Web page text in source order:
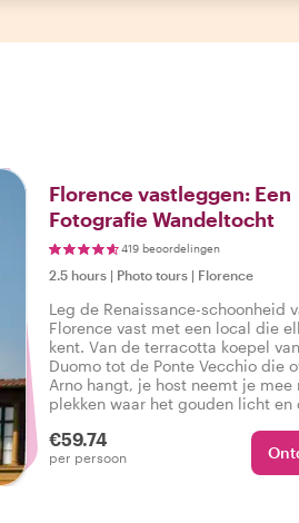
Florence vastleggen: Een
Fotografie Wandeltocht
419 beoordelingen
2.5 hours | Photo tours | Florence
Leg de Renaissance-schoonheid
Florence vast met een local die
kent. Van de terracotta koepel
Duomo tot de Ponte Vecchio die
Arno hangt, je host neemt je mee
plekken waar het gouden licht en
naar de Instagram-waardige
verborgen hoeken die je social
€59.74
per persoon